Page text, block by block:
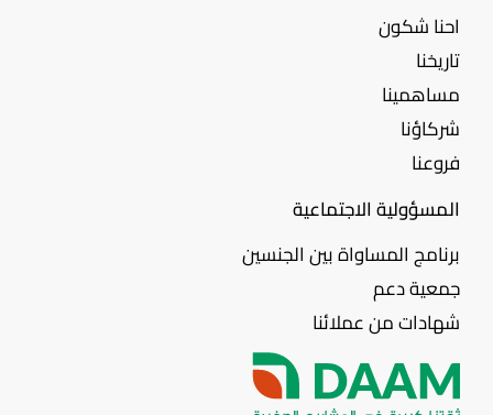
احنا شكون
تاريخنا
مساهمينا
شركاؤنا
فروعنا
المسؤولية الاجتماعية
برنامج المساواة بين الجنسين
جمعية دعم
شهادات من عملائنا